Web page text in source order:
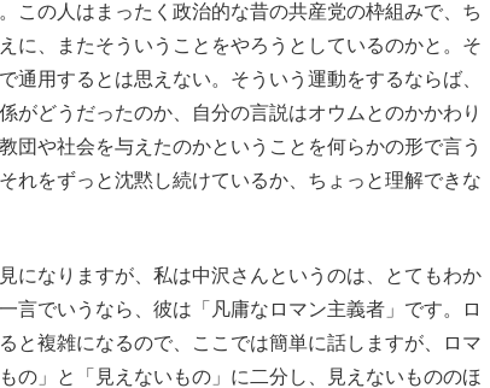
この人はまったく政治的な昔の共産党の枠組みで、ち
に、またそういうことをやろうとしているのかと。そ
通用するとは思えない。そういう運動をするならば、
がどうだったのか、自分の言説はオウムとのかかわり
団や社会を与えたのかということを何らかの形で言う
れをずっと沈黙し続けているか、ちょっと理解できな
になりますが、私は中沢さんというのは、とてもわか
言でいうなら、彼は「凡庸なロマン主義者」です。ロ
と複雑になるので、ここでは簡単に話しますが、ロマ
の」と「見えないもの」に二分し、見えないもののほ